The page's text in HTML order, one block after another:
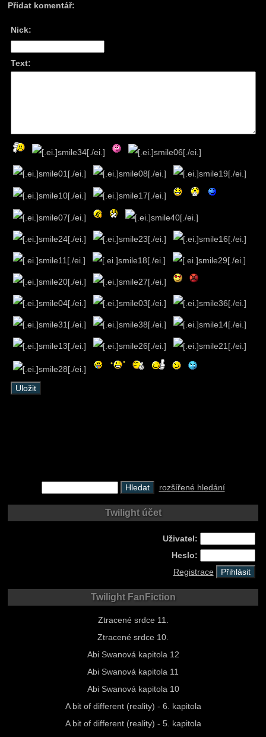
Přidat komentář:
Nick:
Text:
rozšířené hledání
Twilight účet
Uživatel:
Heslo:
Registrace
Twilight FanFiction
Ztracené srdce 11.
Ztracené srdce 10.
Abi Swanová kapitola 12
Abi Swanová kapitola 11
Abi Swanová kapitola 10
A bit of different (reality) - 6. kapitola
A bit of different (reality) - 5. kapitola